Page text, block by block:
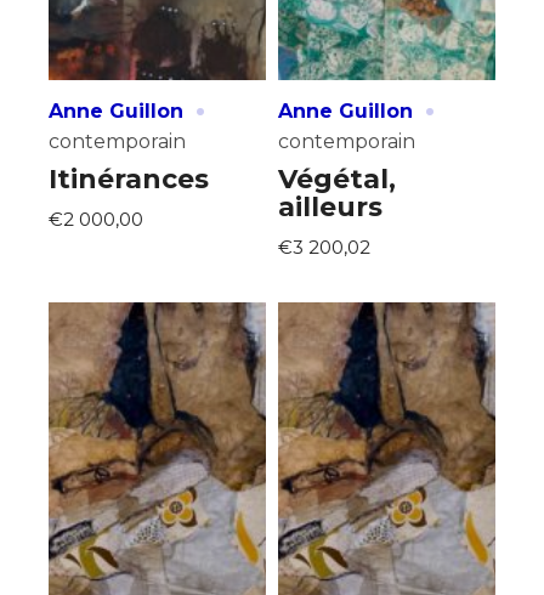
Anne Guillon ·
contemporain
Itinérances
€2 000,00
Anne Guillon ·
contemporain
Végétal,
ailleurs
€3 200,02